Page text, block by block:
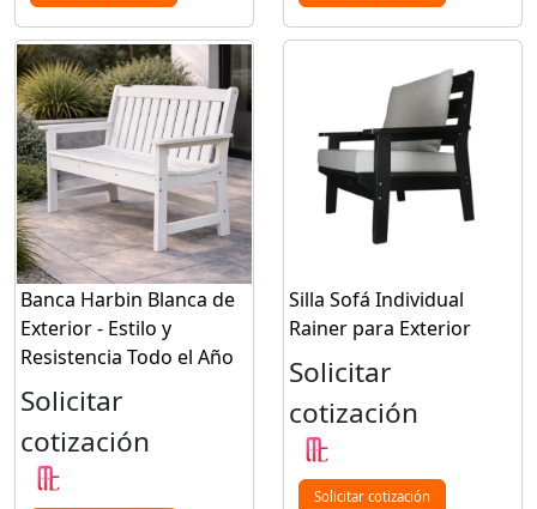
Banca Harbin Blanca de
Exterior - Estilo y
Resistencia Todo el Año
Solicitar
cotización
Silla Sofá Individual
Rainer para Exterior
Solicitar
cotización
Solicitar cotización